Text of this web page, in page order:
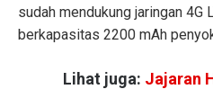
sudah mendukung jaringan 4G
berkapasitas 2200 mAh
Lihat juga: Jajaran